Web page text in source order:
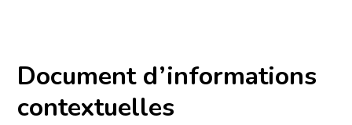
Document d’informations
contextuelles